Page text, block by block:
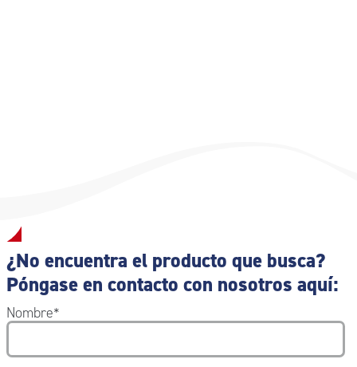
¿No encuentra el producto que busca?
Póngase en contacto con nosotros aquí:
Nombre*